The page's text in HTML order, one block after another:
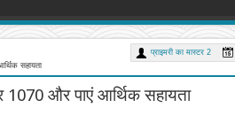
सहायता
1070 और पाएं आर्थिक सहायता
प्राइमरी का मास्टर 2